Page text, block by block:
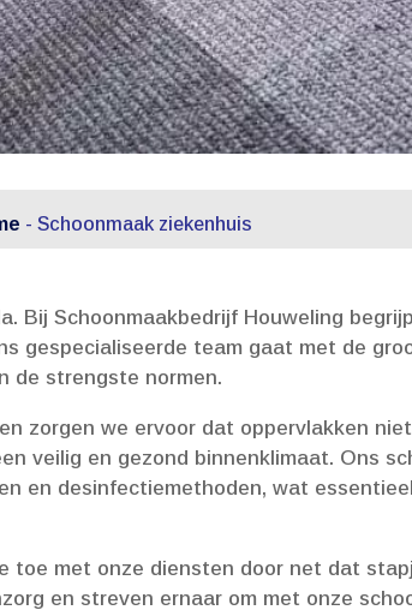
- Schoonmaak ziekenhuis
Bij Schoonmaakbedrijf Houweling
gespecialiseerde team gaat met de
de strengste normen.​
zorgen we ervoor dat oppervlakken
veilig en gezond binnenklimaat.​ Ons
en desinfectiemethoden, wat
toe met onze diensten door net dat
en streven ernaar om met onze